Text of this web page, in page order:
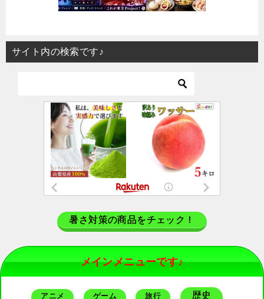
サイト内の検索です♪
暑さ対策の商品をチェック！
メインメニューです♪
アニメ ゲーム 旅行 歴史